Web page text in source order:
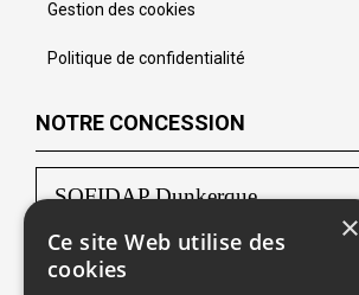
Gestion des cookies
Politique de confidentialité
NOTRE CONCESSION
SOFIDAP Dunkerque
Rue de l’Abattoir ZAC Ecopark
59640 Dunkerque
×
Ce site Web utilise des
cookies